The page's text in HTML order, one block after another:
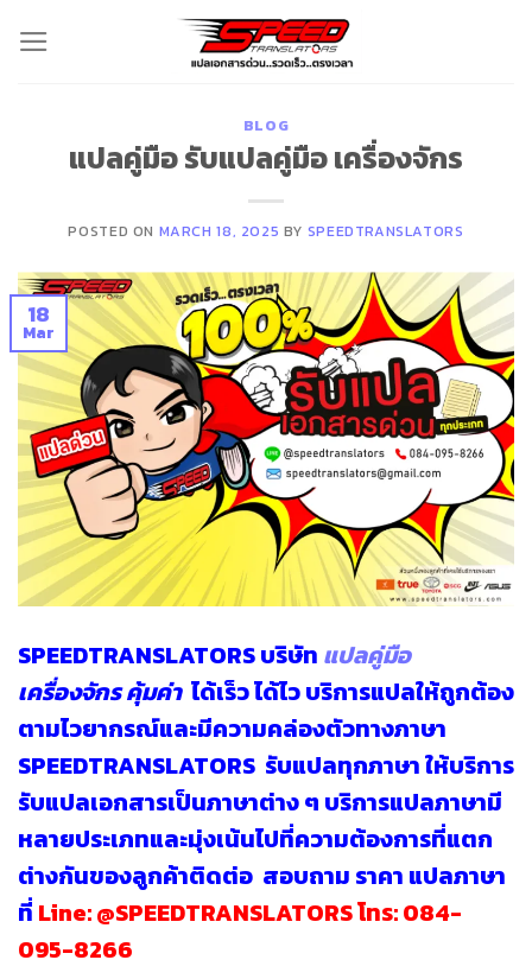
BLOG
แปลคู่มือ รับแปลคู่มือ เครื่องจักร
POSTED ON MARCH 18, 2025 BY SPEEDTRANSLATORS
18
Mar
SPEEDTRANSLATORSบริษัท แปลคู่มือ
เครื่องจักร คุ้มค่า ได้เร็ว ได้ไว บริการแปลให้ถูกต้อง
ตามไวยากรณ์และมีความคล่องตัวทางภาษา
SPEEDTRANSLATORS รับแปลทุกภาษาให้บริการ
รับแปลเอกสารเป็นภาษาต่าง ๆ บริการแปลภาษามี
หลายประเภทและมุ่งเน้นไปที่ความต้องการที่แตก
ต่างกันของลูกค้าติดต่อ สอบถาม ราคา แปลภาษา
ที่ Line:@SPEEDTRANSLATORSโทร:084-
095-8266